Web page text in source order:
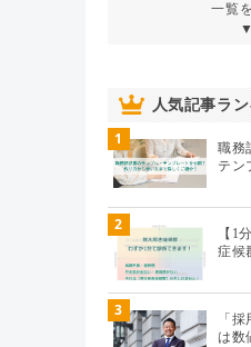
一覧
▼
人材育成・開
エンゲージ
パフォーマ
人気記事ラ
1
職務
テン
2
【1
症候
3
「
は数